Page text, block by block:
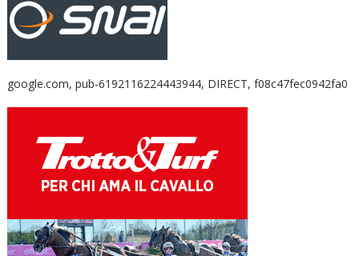
google.com, pub-6192116224443944, DIRECT, f08c47fec0942fa0